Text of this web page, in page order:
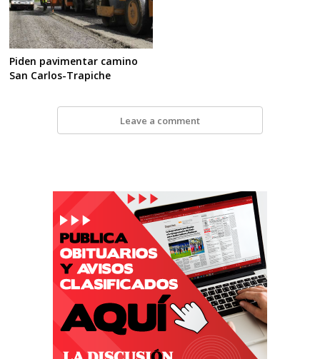
Piden pavimentar camino
San Carlos-Trapiche
Leave a comment